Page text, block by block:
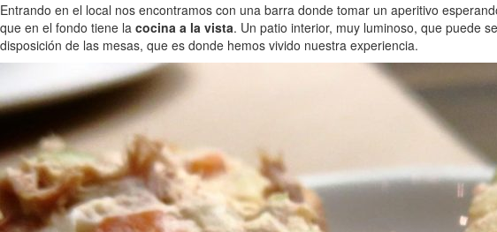
Entrando en el local nos encontramos con una barra donde tomar un aperitivo
que en el fondo tiene la cocina a la vista. Un patio interior, muy luminoso, que puede
disposición de las mesas, que es donde hemos vivido nuestra experiencia.